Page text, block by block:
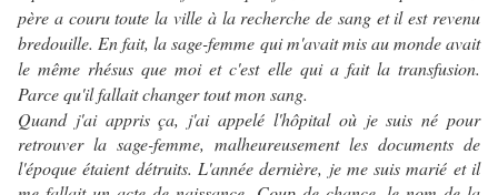
père a couru toute la ville à la recherche de sang et il est revenu
bredouille. En fait, la sage-femme qui m'avait mis au monde avait
le même rhésus que moi et c'est elle qui a fait la transfusion.
Parce qu'il fallait changer tout mon sang.
Quand j'ai appris ça, j'ai appelé l'hôpital où je suis né pour
retrouver la sage-femme, malheureusement les documents de
l'époque étaient détruits. L'année dernière, je me suis marié et il